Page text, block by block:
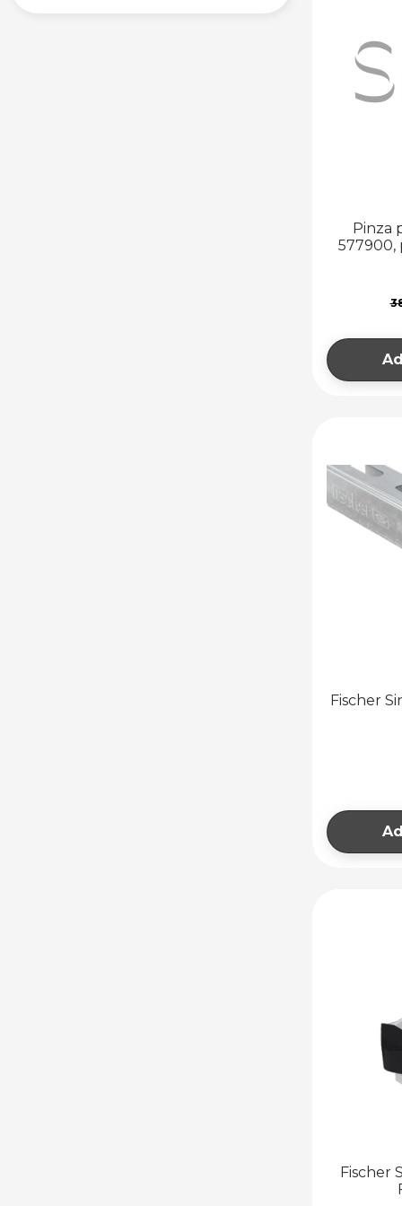
Pinza
577900,
Fischer
Fischer